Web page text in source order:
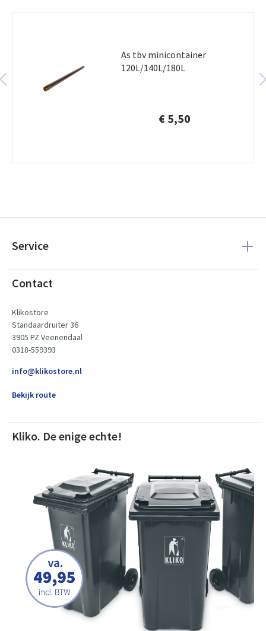
As tbv minicontainer
120L/140L/180L
€ 5,50
Service
Contact
Klikostore
Standaardruiter 36
3905 PZ Veenendaal
0318-559393
info@klikostore.nl
Bekijk route
Kliko. De enige echte!